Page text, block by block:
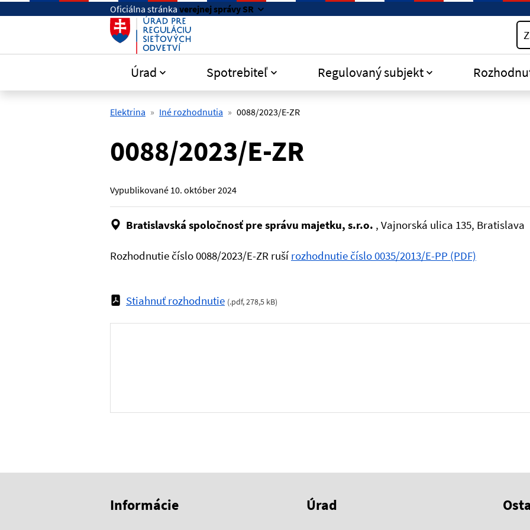
Preskočiť na hlavný obsahOficiálna stránka verejnej správy SR
Úrad Spotrebiteľ Regulovaný subjekt
Elektrina Iné rozhodnutia 0088/2023/E-ZR
0088/2023/E-ZR
Vypublikované 10. október 2024
Bratislavská spoločnosť pre správu majetku, s.r.o. , Vajnorská ulica 135, Bratislava
Rozhodnutie číslo 0088/2023/E-ZR ruší rozhodnutie číslo 0035/2013/E-PP (PDF)
Stiahnuť rozhodnutie (.pdf,278,5 kB)
Informácie Úrad